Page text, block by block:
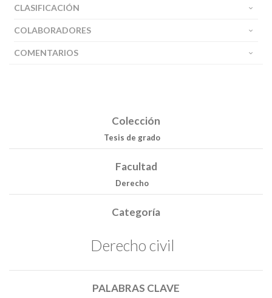
CLASIFICACIÓN
COLABORADORES
COMENTARIOS
Colección
Tesis de grado
Facultad
Derecho
Categoría
Derecho civil
PALABRAS CLAVE